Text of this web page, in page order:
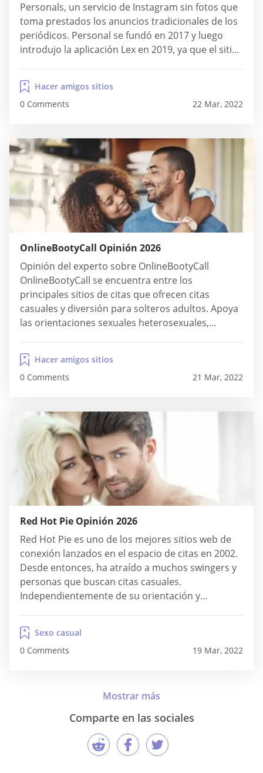
Personals, un servicio de Instagram sin fotos que
toma prestados los anuncios tradicionales de los
periódicos. Personal se fundó en 2017 y luego
introdujo la aplicación Lex en 2019, ya que el sitio
que Personals no tenía fotos, Lex combina texto y
fotos en el...
Hacer amigos sitios
0 Comments
22 Mar, 2022
OnlineBootyCall Opinión 2026
Opinión del experto sobre OnlineBootyCall
OnlineBootyCall se encuentra entre los
principales sitios de citas que ofrecen citas
casuales y diversión para solteros adultos. Apoya
las orientaciones sexuales heterosexuales,
cachondos que marchan interesados en la
diversión casual sin ataduras. Si revisas la
plataforma, descubrirás que las personas no
Hacer amigos sitios
0 Comments
21 Mar, 2022
Red Hot Pie Opinión 2026
Red Hot Pie es uno de los mejores sitios web de
conexión lanzados en el espacio de citas en 2002.
Desde entonces, ha atraído a muchos swingers y
personas que buscan citas casuales.
Independientemente de su orientación y
seguro: no hay discriminación contra estas y
otras preocupaciones. Ya sea que sea una...
Sexo casual
0 Comments
19 Mar, 2022
Comparte en las sociales